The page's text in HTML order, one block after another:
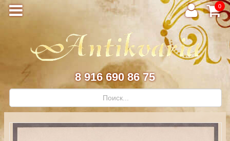
0
8 916 690 86 75